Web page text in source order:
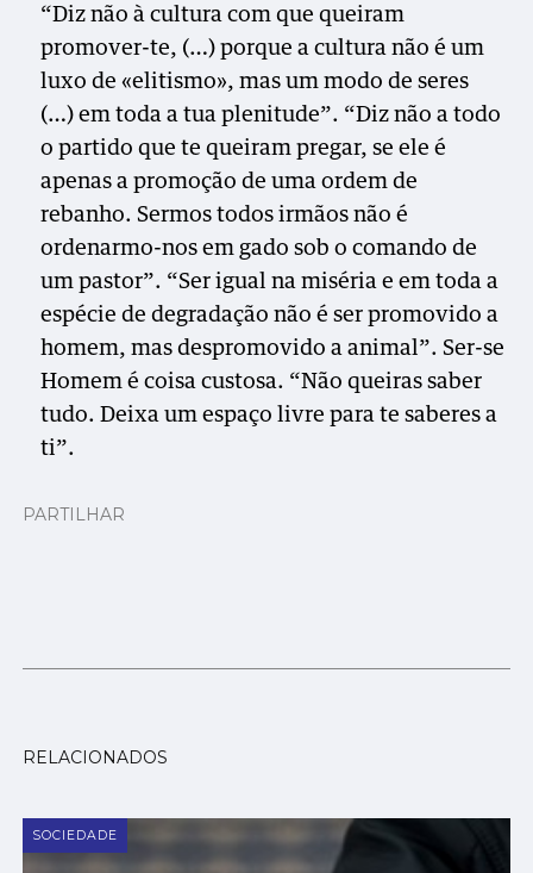
“Diz não à cultura com que queiram
promover-te, (…) porque a cultura não é um
luxo de «elitismo», mas um modo de seres
(…) em toda a tua plenitude”. “Diz não a todo
o partido que te queiram pregar, se ele é
apenas a promoção de uma ordem de
rebanho. Sermos todos irmãos não é
ordenarmo-nos em gado sob o comando de
um pastor”. “Ser igual na miséria e em toda a
espécie de degradação não é ser promovido a
homem, mas despromovido a animal”. Ser-se
Homem é coisa custosa. “Não queiras saber
tudo. Deixa um espaço livre para te saberes a
ti”.
PARTILHAR
RELACIONADOS
SOCIEDADE